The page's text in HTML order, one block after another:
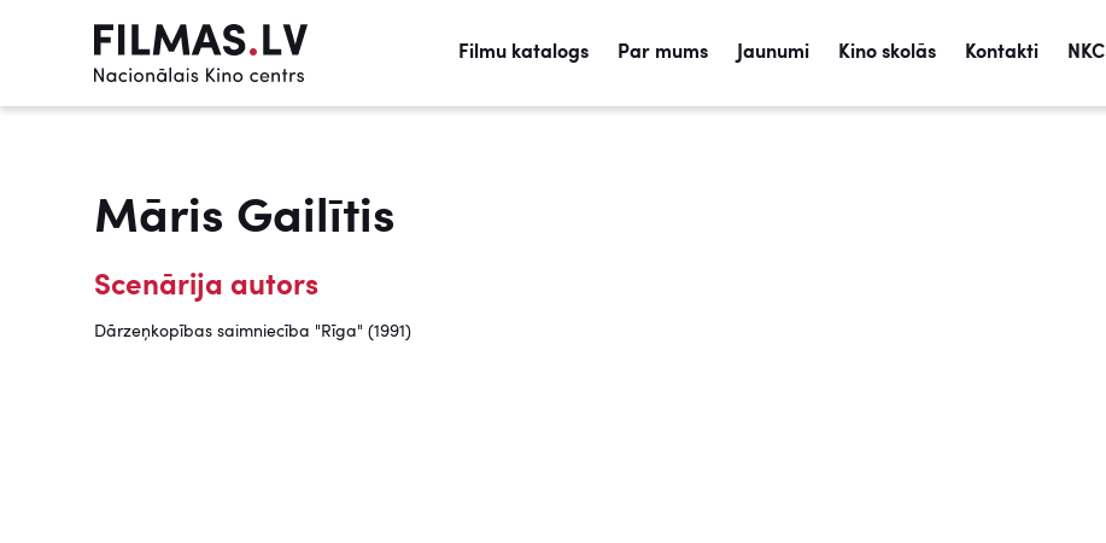
Filmu katalogs Par mums Jaunumi Kino skolās Kontakti NKC
Māris Gailītis
Scenārija autors
Dārzeņkopības saimniecība "Rīga" (1991)